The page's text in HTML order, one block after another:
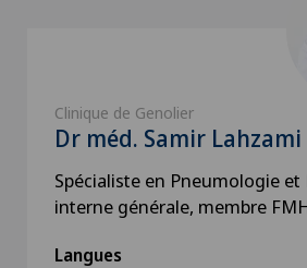
Clinique de Genolier
Dr méd. Samir Lahzami
Spécialiste en Pneumologie
interne générale, membre
Langues